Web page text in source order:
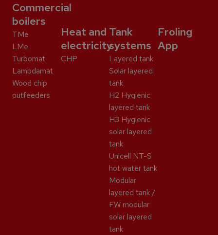
Commercial
boilers
TMe
LMe
Turbomat
Lambdamat
Wood chip
outfeeders
Heat and
electricity
CHP
Tank
systems
Layered tank
Solar layered
tank
H2 Hygienic
layered tank
H3 Hygienic
solar layered
tank
Unicell NT-S
hot water tank
Modular
layered tank /
FW modular
solar layered
tank
Froling
App